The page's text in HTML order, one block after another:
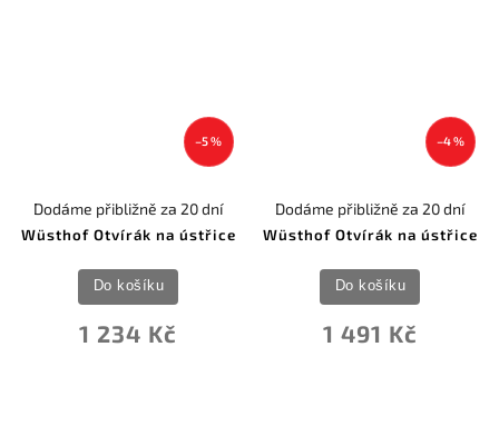
–5 %
Wüsthof Otvírák na ústřice
Dodáme přibližně za 20 dní
1 234 Kč
Do košíku
–4 %
Wüsthof Otvírák na ústřice
Dodáme přibližně za 20 dní
1 491 Kč
Do košíku